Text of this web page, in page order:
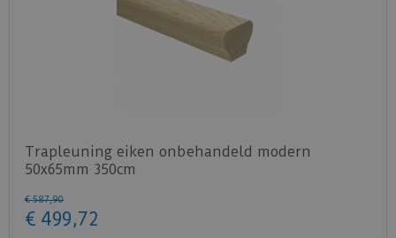
Trapleuning eiken onbehandeld modern
50x65mm 350cm
€ 587,90
€ 499,72